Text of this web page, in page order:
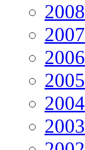
2008
2007
2006
2005
2004
2003